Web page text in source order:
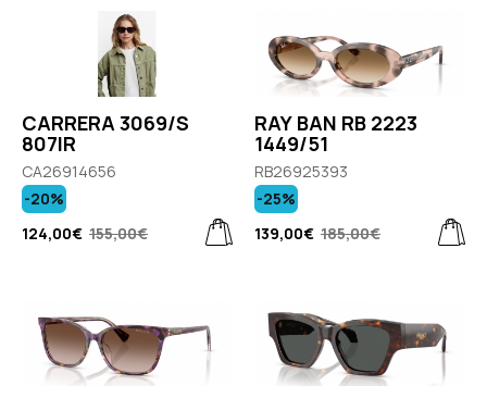
CARRERA 3069/S
807IR
CA26914656
124,00€ 155,00€
-20%
RAY BAN RB 2223
1449/51
RB26925393
139,00€ 185,00€
-25%